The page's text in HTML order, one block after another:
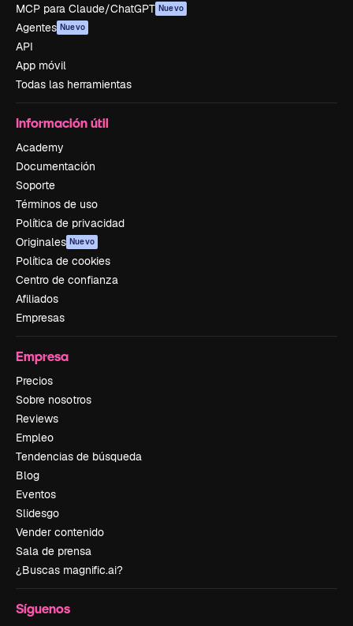
MCP para Claude/ChatGPT Nuevo
Agentes Nuevo
API
App móvil
Todas las herramientas
Información útil
Academy
Documentación
Soporte
Términos de uso
Política de privacidad
Originales Nuevo
Política de cookies
Centro de confianza
Afiliados
Empresas
Empresa
Precios
Sobre nosotros
Reviews
Empleo
Tendencias de búsqueda
Blog
Eventos
Slidesgo
Vender contenido
Sala de prensa
¿Buscas magnific.ai?
Síguenos